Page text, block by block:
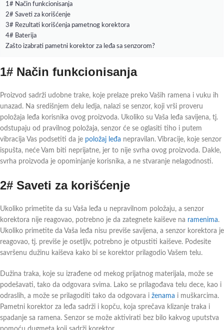
1# Način funkcionisanja
2# Saveti za korišćenje
3# Rezultati korišćenja pametnog korektora
4# Baterija
Zašto izabrati pametni korektor za leđa sa senzorom?
1# Način funkcionisanja
Proizvod sadrži udobne trake, koje prelaze preko Vaših ramena i vuku ih
unazad. Na središnjem delu ledja, nalazi se senzor, koji vrši proveru
položaja leđa korisnika ovog proizvoda. Ukoliko su Vaša leđa savijena, tj.
odstupaju od pravilnog položaja, senzor će se oglasiti tiho i putem
vibracija Vas podsetiti da je položaj leđa nepravilan. Vibracije, koje senzor
ispušta, neće Vam biti neprijatne, jer to nije svrha ovog proizvoda. Dakle,
svrha proizvoda je opominjanje korisnika, a ne stvaranje nelagodnosti.
2# Saveti za korišćenje
Ukoliko primetite da su Vaša leđa u nepravilnom položaju, a senzor
korektora nije reagovao, potrebno je da zategnete kaiševe na ramenima.
Ukoliko primetite da Vaša leđa nisu previše savijena, a senzor korektora je
reagovao, tj. previše je osetljiv, potrebno je otpustiti kaiševe. Podesite
savršenu dužinu kaiševa kako bi se korektor prilagodio Vašem telu.
Dužina traka, koje su izrađene od mekog prijatnog materijala, može se
podešavati, tako da odgovara svima. Lako se prilagođava telu dece, kao i
odraslih, a može se prilagoditi tako da odgovara i ženama i muškarcima.
Pametni korektor za leđa sadrži i kopču, koja sprečava klizanje traka i
spadanje sa ramena. Senzor se može aktivirati bez bilo kakvog uputstva